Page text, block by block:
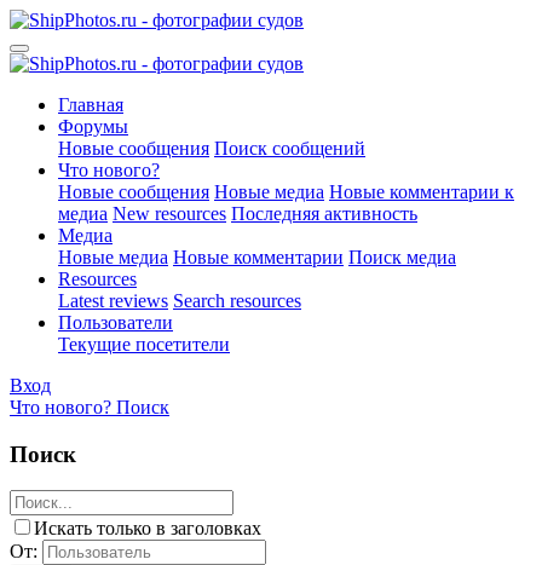
Главная
Форумы
Новые сообщения Поиск сообщений
Что нового?
Новые сообщения Новые медиа Новые комментарии к
медиа New resources Последняя активность
Медиа
Новые медиа Новые комментарии Поиск медиа
Resources
Latest reviews Search resources
Пользователи
Текущие посетители
Вход
Что нового? Поиск
Поиск
Искать только в заголовках
От: